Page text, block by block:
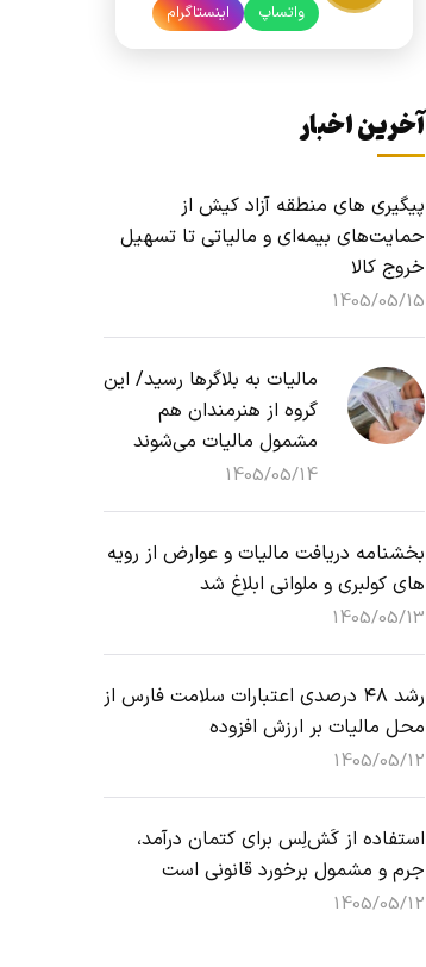
واتساپ اینستاگرام
آخرین اخبار
پیگیری های منطقه آزاد کیش از
حمایت‌های بیمه‌ای و مالیاتی تا تسهیل
خروج کالا
1405/05/15
مالیات به بلاگرها رسید/ این
گروه از هنرمندان هم
مشمول مالیات می‌شوند
1405/05/14
بخشنامه دریافت مالیات و عوارض از رویه
های کولبری و ملوانی ابلاغ شد
1405/05/13
رشد ۴۸ درصدی اعتبارات سلامت فارس از
محل مالیات بر ارزش افزوده
1405/05/12
استفاده از کَش‌لِس برای کتمان درآمد،
جرم و مشمول برخورد قانونی است
1405/05/12